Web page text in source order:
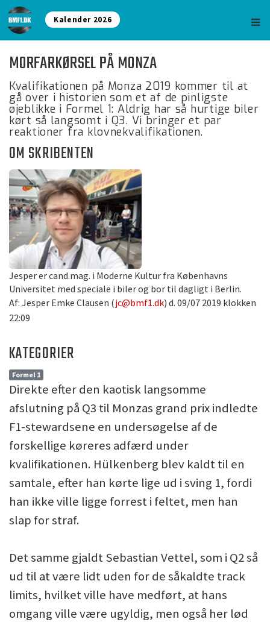
Kalender 2026
MORFARKØRSEL PÅ MONZA
Kvalifikationen på Monza 2019 kommer til at
gå over i historien som et af de pinligste
øjeblikke i Formel 1: Aldrig har så hurtige biler
kørt så langsomt i Q3. Vi bringer et par
reaktioner fra klovnekvalifikationen.
OM SKRIBENTEN
Jesper er cand.mag. i Moderne Kultur fra Københavns
Universitet med speciale i biler og bor til dagligt i Berlin.
Af: Jesper Emke Clausen (jc@bmf1.dk) d. 09/07 2019 klokken
22:09
KATEGORIER
Formel 1
Direkte efter den kaotisk langsomme
afslutning på Q3 til Monzas grand prix indledte
F1-stewardsene en undersøgelse af de
forskellige køreres adfærd under
kvalifikationen. Hülkenberg blev kaldt til en
samtale, efter han kørte lige ud i sving 1, fordi
han ikke ville ligge forrest i feltet, men han
slap for straf.
Det samme gjaldt Sebastian Vettel, som i Q2 så
ud til at være lidt uden for de såkaldte track
limits, hvilket ville have medført, at hans
omgang ville være ugyldig, men også her lød